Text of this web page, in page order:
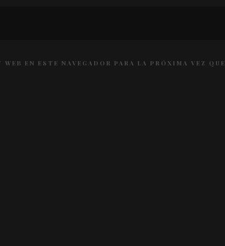
EN ESTE NAVEGADOR PARA LA PRÓXIMA VEZ QUE